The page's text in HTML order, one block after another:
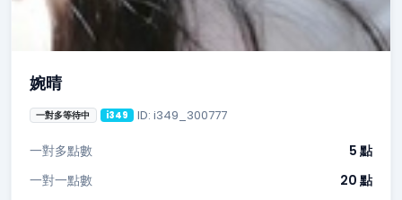
婉晴
一對多等待中 i349 ID: i349_300777
一對多點數
5 點
一對一點數
20 點